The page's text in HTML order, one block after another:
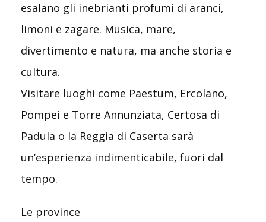
esalano gli inebrianti profumi di aranci,
limoni e zagare. Musica, mare,
divertimento e natura, ma anche storia e
cultura.
Visitare luoghi come Paestum, Ercolano,
Pompei e Torre Annunziata, Certosa di
Padula o la Reggia di Caserta sarà
un’esperienza indimenticabile, fuori dal
tempo.
Le province